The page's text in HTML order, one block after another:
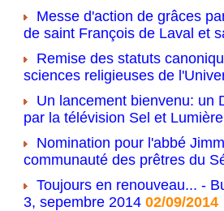
Messe d'action de grâces
de saint François de Laval et
Remise des statuts
sciences religieuses de
Un lancement bienvenu: un
par la télévision Sel et Lumière
Nomination pour l'abbé
communauté des prêtres du
Toujours en renouveau... -
3, sepembre 2014 02/09/2014